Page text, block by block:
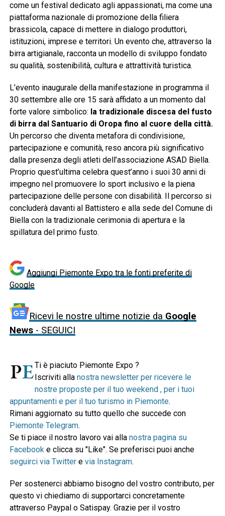
come un festival dedicato agli appassionati, ma come una
piattaforma nazionale di promozione della filiera
brassicola, capace di mettere in dialogo produttori,
istituzioni, imprese e territori. Un evento che, attraverso la
birra artigianale, racconta un modello di sviluppo fondato
su qualità, sostenibilità, cultura e attrattività turistica.
L’evento inaugurale della manifestazione in programma il
30 settembre alle ore 15 sarà affidato a un momento dal
forte valore simbolico: la tradizionale discesa del fusto
di birra dal Santuario di Oropa fino al cuore della città.
Un percorso che diventa metafora di condivisione,
partecipazione e comunità, reso ancora più significativo
dalla presenza degli atleti dell’associazione ASAD Biella.
Proprio quest’ultima celebra quest’anno i suoi 30 anni di
impegno nel promuovere lo sport inclusivo e la piena
partecipazione delle persone con disabilità. Il percorso si
concluderà davanti al Battistero e alla sede del Comune di
Biella con la tradizionale cerimonia di apertura e la
spillatura del primo fusto.
Aggiungi Piemonte Expo tra le fonti preferite di
Google
Ricevi le nostre ultime notizie da Google
News- SEGUICI
Ti è piaciuto Piemonte Expo ?
Iscriviti alla nostra newsletter per ricevere le
nostre proposte per il tuo weekend , per i tuoi
appuntamenti e per il tuo turismo in Piemonte.
Rimani aggiornato su tutto quello che succede con
Piemonte Telegram.
Se ti piace il nostro lavoro vai alla nostra pagina su
Facebooke clicca su "Like". Se preferisci puoi anche
seguirci via Twittere via Instagram.
Per sostenerci abbiamo bisogno del vostro contributo, per
questo vi chiediamo di supportarci concretamente
attraverso Paypal o Satispay. Grazie per il vostro